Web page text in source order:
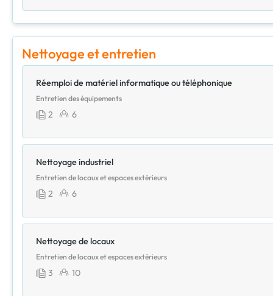
Nettoyage et entretien
Réemploi de matériel informatique ou téléphonique
Entretien des équipements
2 6
Nettoyage industriel
Entretien de locaux et espaces extérieurs
2 6
Nettoyage de locaux
Entretien de locaux et espaces extérieurs
3 10